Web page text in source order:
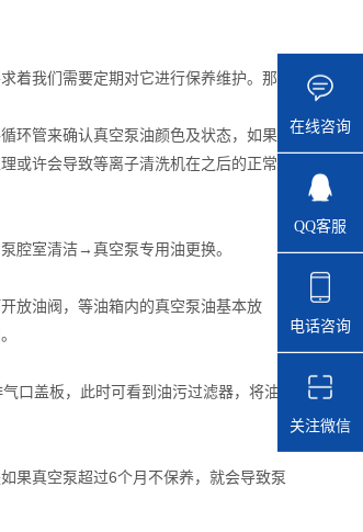
着我们需要定期对它进行保养维护。那
环管来确认真空泵油颜色及状态，如果
或许会导致等离子清洗机在之后的正常
室清洁→真空泵专用油更换。
放油阀，等油箱内的真空泵油基本放
口盖板，此时可看到油污过滤器，将油
果真空泵超过6个月不保养，就会导致泵
在线咨询
QQ客服
电话咨询
关注微信